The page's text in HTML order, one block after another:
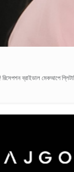
রিসেপশন ব্রাইডাল মেকআপে